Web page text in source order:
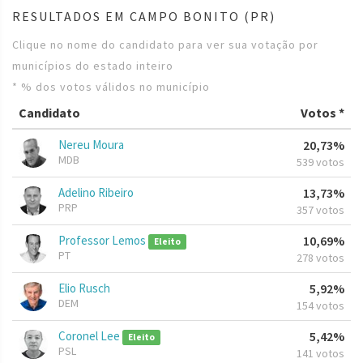
RESULTADOS EM CAMPO BONITO (PR)
Clique no nome do candidato para ver sua votação por
municípios do estado inteiro
* % dos votos válidos no município
Candidato Votos *
Nereu Moura
MDB
20,73%
539 votos
Adelino Ribeiro
PRP
13,73%
357 votos
Professor Lemos Eleito
PT
10,69%
278 votos
Elio Rusch
DEM
5,92%
154 votos
Coronel Lee Eleito
PSL
5,42%
141 votos